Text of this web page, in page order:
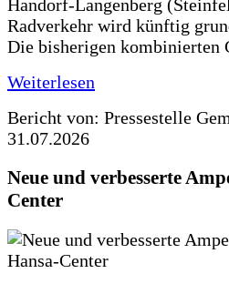
Handorf-Langenberg
Radverkehr wird künftig
Die bisherigen kombinierten
Weiterlesen
Bericht von: Pressestelle
31.07.2026
Neue und verbesserte
Center